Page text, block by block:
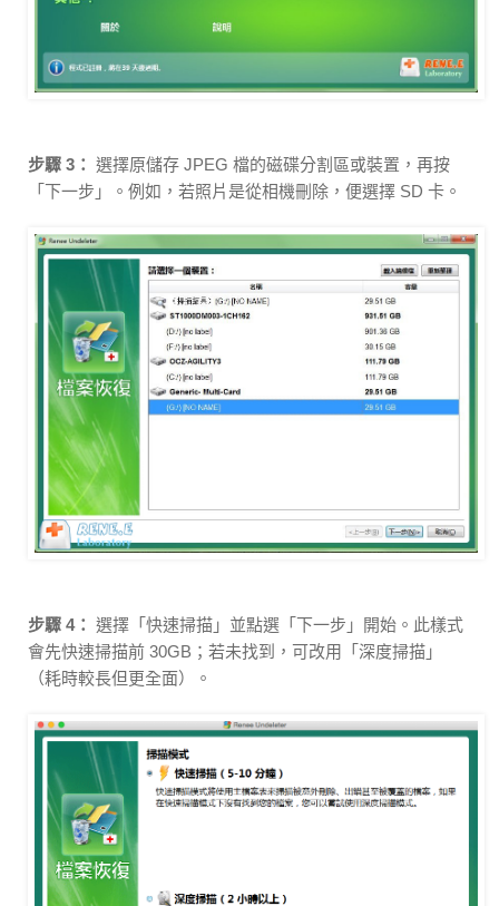
步驟 3： 選擇原儲存 JPEG 檔的磁碟分割區或裝置，再按
「下一步」。例如，若照片是從相機刪除，便選擇 SD 卡。
步驟 4： 選擇「快速掃描」並點選「下一步」開始。此樣式
會先快速掃描前 30GB；若未找到，可改用「深度掃描」
（耗時較長但更全面）。